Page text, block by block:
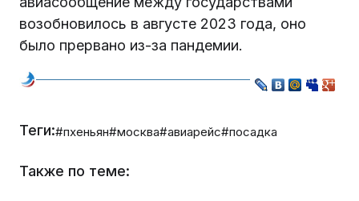
возобновилось в августе 2023 года, оно
было прервано из-за пандемии.
Теги:#пхеньян#москва#авиарейс#посадка
Также по теме: